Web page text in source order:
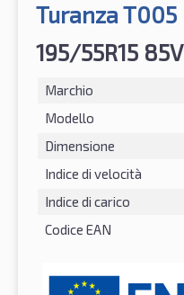
Turanza T005
195/55R15 85V
Marchio
Modello
Dimensione
Indice di velocità
Indice di carico
Codice EAN